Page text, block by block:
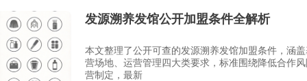
发源溯养发馆公开加盟条件全解析
本文整理了公开可查的发源溯养发馆加盟条件，涵
营场地、运营管理四大类要求，标准围绕降低合作
营制定，最新